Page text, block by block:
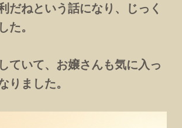
だねという話になり、じっく
た。
ていて、お嬢さんも気に入っ
りました。